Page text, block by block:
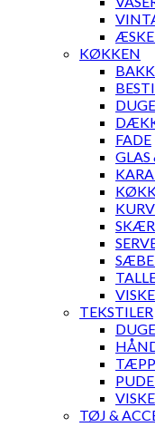
KØKKEN
FADE
GLAS
TEKSTILER
TØJ &